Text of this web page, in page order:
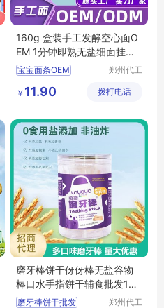
160g 盒装手工发酵空心面O
EM 1分钟即熟无盐细面挂面
代加工
宝宝面条OEM
宝宝面条贴牌代工
郑州代工
技有限公
￥ 11.90 拨打电话
磨牙棒饼干伢伢棒无盐谷物
棒口水手指饼干辅食批发100
g罐
磨牙棒饼干批发
郑州代工